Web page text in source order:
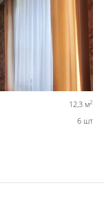
12,3 м2
6 шт